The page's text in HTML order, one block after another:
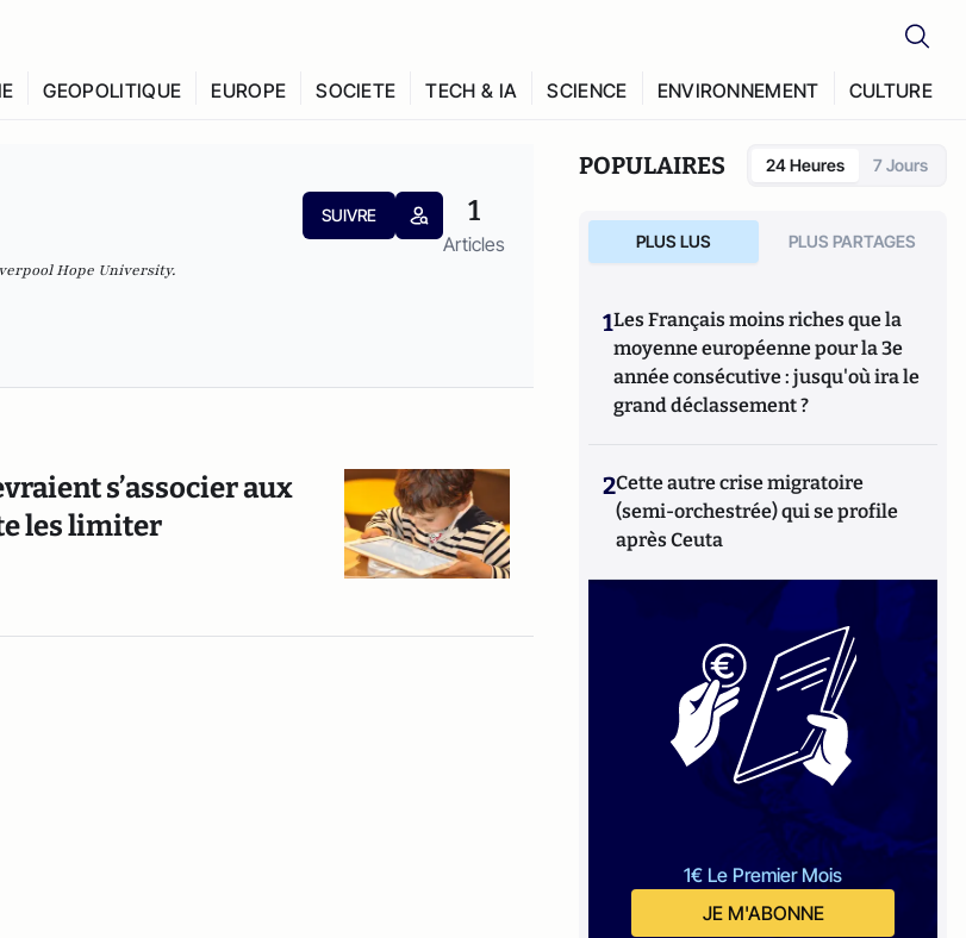
GEOPOLITIQUE EUROPE SOCIETE TECH & IA SCIENCE ENVIRONNEMENT CULTURE
SUIVRE 1
Articles
Hope University.
s’associer aux
les limiter
POPULAIRES 24 Heures 7 Jours
PLUS LUS PLUS PARTAGES
1Les Français moins riches que la
moyenne européenne pour la 3e
année consécutive : jusqu'où ira le
grand déclassement ?
2Cette autre crise migratoire
(semi-orchestrée) qui se profile
après Ceuta
1€ Le Premier Mois
JE M'ABONNE